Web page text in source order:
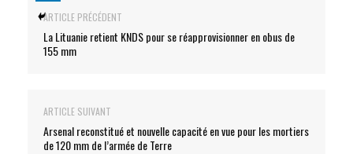
ARTICLE PRÉCÉDENT
La Lituanie retient KNDS pour se réapprovisionner en obus de
155 mm
ARTICLE SUIVANT
Arsenal reconstitué et nouvelle capacité en vue pour les mortiers
de 120 mm de l’armée de Terre